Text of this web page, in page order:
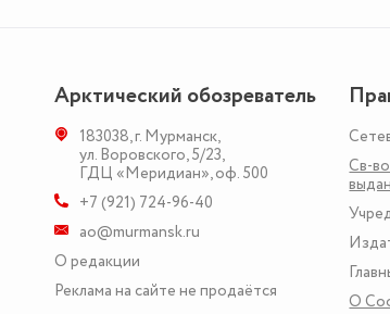
Арктический обозреватель
183038,г. Мурманск,
ул. Воровского, 5/23,
ГДЦ «Меридиан», оф. 500
+7 (921) 724-96-40
ao@murmansk.ru
О редакции
Реклама на сайте не продаётся
Св-
О